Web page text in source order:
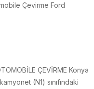
Çevirme Ford
ÇEVİRME Konya
(N1) sınıfındaki